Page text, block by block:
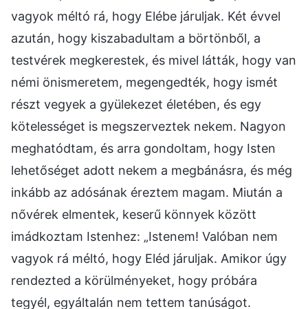
vagyok méltó rá, hogy Elébe járuljak. Két évvel
azután, hogy kiszabadultam a börtönből, a
testvérek megkerestek, és mivel látták, hogy van
némi önismeretem, megengedték, hogy ismét
részt vegyek a gyülekezet életében, és egy
kötelességet is megszerveztek nekem. Nagyon
meghatódtam, és arra gondoltam, hogy Isten
lehetőséget adott nekem a megbánásra, és még
inkább az adósának éreztem magam. Miután a
nővérek elmentek, keserű könnyek között
imádkoztam Istenhez: „Istenem! Valóban nem
vagyok rá méltó, hogy Eléd járuljak. Amikor úgy
rendezted a körülményeket, hogy próbára
tegyél, egyáltalán nem tettem tanúságot.